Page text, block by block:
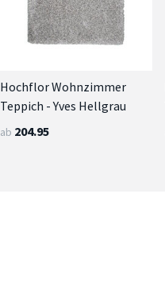
Hochflor Wohnzimmer
Teppich - Yves Hellgrau
ab 204.95